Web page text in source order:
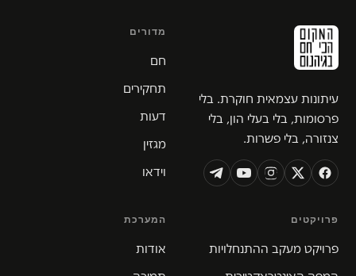
עיתונות עצמאית חוקרת. בלי
פרסומות, בלי בעלי הון, בלי
צנזורה, בלי פשרות.
מדורים
חם
תחקירים
דעות
מגזין
וידאו
פרויקטים
פרויקט מעקב ההתנחלויות
המערכת
אודות